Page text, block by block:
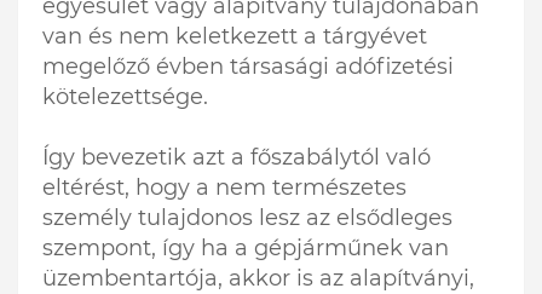
egyesület vagy alapítvány tulajdonában
van és nem keletkezett a tárgyévet
megelőző évben társasági adófizetési
kötelezettsége.
Így bevezetik azt a főszabálytól való
eltérést, hogy a nem természetes
személy tulajdonos lesz az elsődleges
szempont, így ha a gépjárműnek van
üzembentartója, akkor is az alapítványi,